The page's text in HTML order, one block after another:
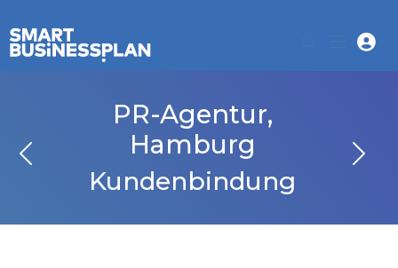
PR-Agentur,
Hamburg
Kundenbindung